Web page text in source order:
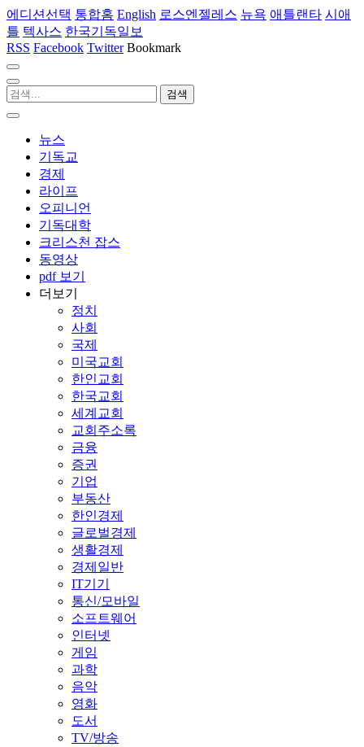
에디션선택 통합홈 English 로스엔젤레스 뉴욕 애틀랜타 시애
틀 텍사스 한국기독일보
RSS Facebook Twitter Bookmark
뉴스
기독교
경제
라이프
오피니언
기독대학
크리스천 잡스
동영상
pdf 보기
더보기
정치
사회
국제
미국교회
한인교회
한국교회
세계교회
교회주소록
금융
증권
기업
부동산
한인경제
글로벌경제
생활경제
경제일반
IT기기
통신/모바일
소프트웨어
인터넷
게임
과학
음악
영화
도서
TV/방송